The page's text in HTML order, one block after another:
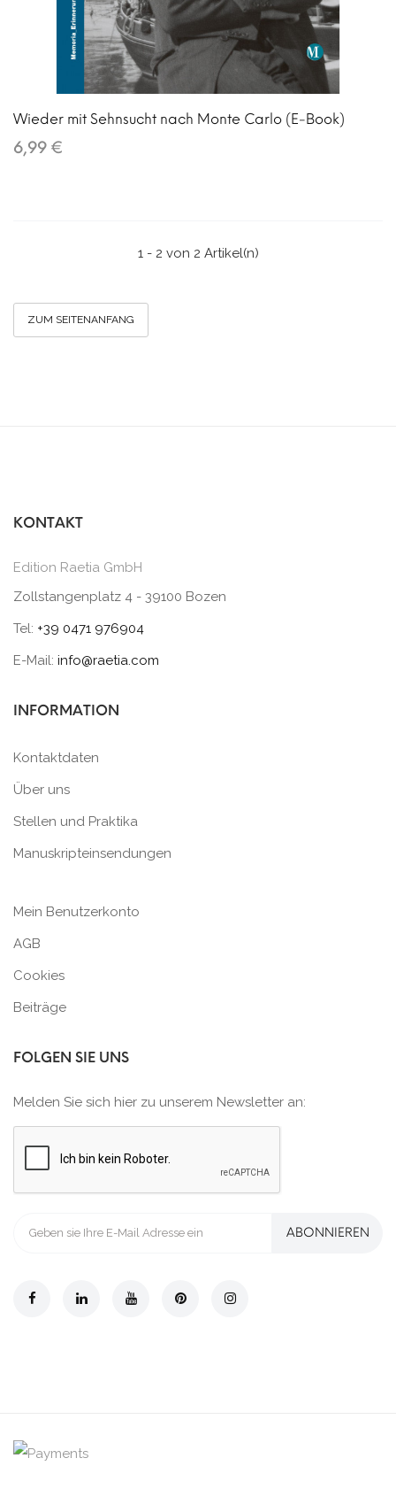
Wieder mit Sehnsucht nach Monte Carlo (E-Book)
6,99 €
1 - 2 von 2 Artikel(n)
ZUM SEITENANFANG
KONTAKT
Edition Raetia GmbH
Zollstangenplatz 4 - 39100 Bozen
Tel: +39 0471 976904
E-Mail: info@raetia.com
INFORMATION
Kontaktdaten
Über uns
Stellen und Praktika
Manuskripteinsendungen
Mein Benutzerkonto
AGB
Cookies
Beiträge
FOLGEN SIE UNS
Melden Sie sich hier zu unserem Newsletter an:
ABONNIEREN